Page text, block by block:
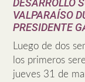
VALPARAÍSO
PRESIDENTE
Luego de dos
los primeros
jueves 31 de